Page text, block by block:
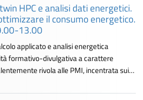
HPC e analisi dati energetici.
il consumo energetico.
13.00
applicato e analisi energetica
formativo-divulgativa a carattere
rivola alle PMI, incentrata sui…